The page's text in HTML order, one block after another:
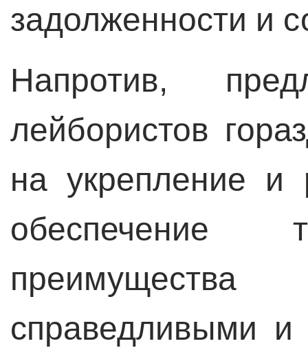
задолженности и
Напротив,
лейбористов
на укрепление и
справедливыми и